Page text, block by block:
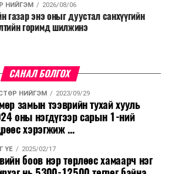
НИЙГЭМ 2026/08/06
газар энэ оныг дуустал санхүүгийн
горимд шилжинэ
САНАЛ БОЛГОХ
НИЙГЭМ 2023/09/29
замын тээврийн тухай хууль
оны нэгдүгээр сарын 1-ний
хэрэгжиж ...
ҮЕ 2025/02/17
боов нэр төрлөөс хамаарч нэг